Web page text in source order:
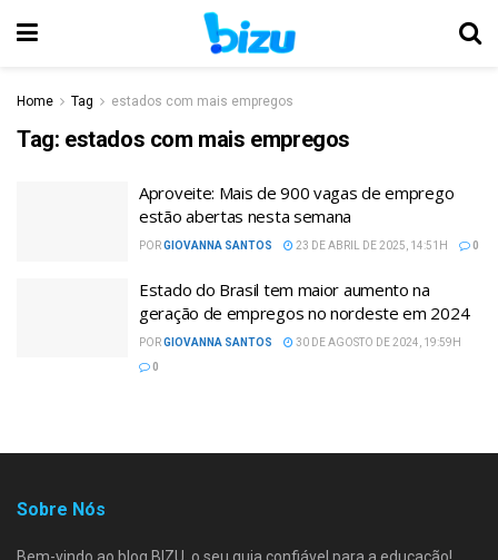
Home Tag estados com mais empregos
Tag: estados com mais empregos
Aproveite: Mais de 900 vagas de emprego
estão abertas nesta semana
PORGIOVANNA SANTOS 23 DE ABRIL DE 2025, 14:51H 0
Estado do Brasil tem maior aumento na
geração de empregos no nordeste em 2024
PORGIOVANNA SANTOS
30 DE AGOSTO DE 2024, 19:59H
0
Sobre Nós
Bem-vindo ao blog BIZU, o seu guia confiável para a educação!